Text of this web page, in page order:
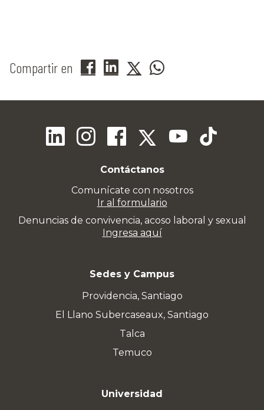
Compartir en
Contáctanos
Comunícate con nosotros
Ir al formulario
Denuncias de convivencia, acoso laboral y sexual
Ingresa aquí
Sedes y Campus
Providencia, Santiago
El Llano Subercaseaux, Santiago
Talca
Temuco
Universidad